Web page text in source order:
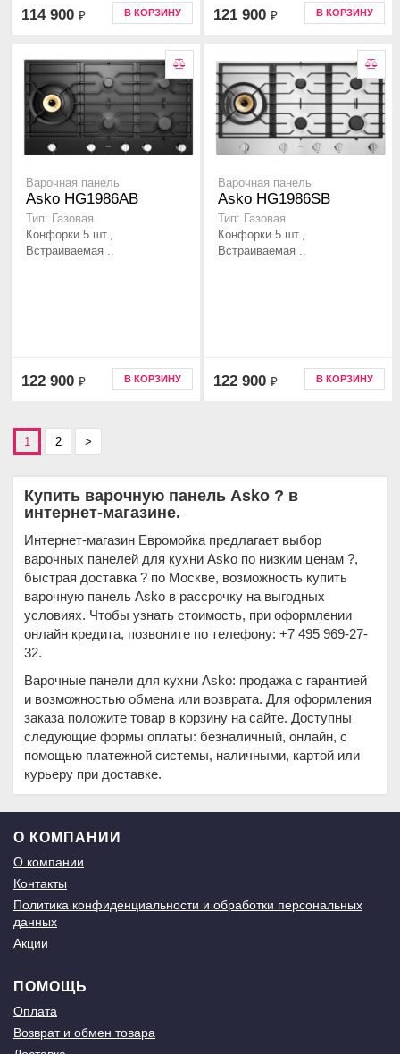
114 900 ₽ В КОРЗИНУ 121 900 ₽ В КОРЗИНУ
Варочная панель
Asko HG1986AB
Тип: Газовая
Конфорки 5 шт.,
Встраиваемая ..
122 900 ₽ В КОРЗИНУ
Варочная панель
Asko HG1986SB
Тип: Газовая
Конфорки 5 шт.,
Встраиваемая ..
122 900 ₽ В КОРЗИНУ
1 2 >
Купить варочную панель Asko ? в
интернет-магазине.
Интернет-магазин Евромойка предлагает выбор
варочных панелей для кухни Asko по низким ценам ?,
быстрая доставка ? по Москве, возможность купить
варочную панель Asko в рассрочку на выгодных
условиях. Чтобы узнать стоимость, при оформлении
онлайн кредита, позвоните по телефону: +7 495 969-27-
32.
Варочные панели для кухни Asko: продажа с гарантией
и возможностью обмена или возврата. Для оформления
заказа положите товар в корзину на сайте. Доступны
следующие формы оплаты: безналичный, онлайн, с
помощью платежной системы, наличными, картой или
курьеру при доставке.
О КОМПАНИИ
О компании
Контакты
Политика конфиденциальности и обработки персональных
данных
Акции
ПОМОЩЬ
Оплата
Возврат и обмен товара